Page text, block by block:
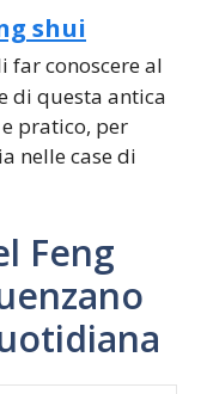
shui
far conoscere al
di questa antica
pratico, per
nelle case di
Feng